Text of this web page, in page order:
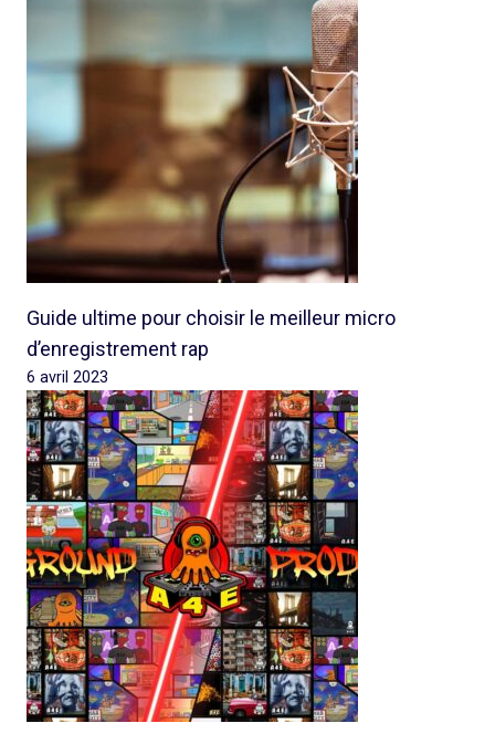
Guide ultime pour choisir le meilleur micro
d’enregistrement rap
6 avril 2023